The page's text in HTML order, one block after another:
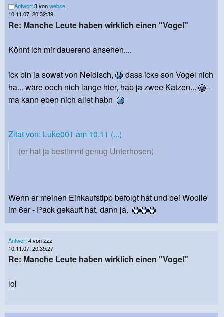
Antwort3 vonwebse
10.11.07, 20:32:39
Re: Manche Leute haben wirklich einen "Vogel"
Könnt ich mir dauerend ansehen....
ick bin ja sowat von Neidisch,
dass icke son Vogel nich
ha... wäre ooch nich lange hier, hab ja zwee Katzen...
-
ma kann eben nich allet habn
Zitat von: Luke001 am 10.11 (...)
(er hat ja bestimmt genug Unterhosen)
Wenn er meinen Einkaufstipp befolgt hat und bei Woolle
im 6er - Pack gekauft hat, dann ja.
Antwort4 von zzz
10.11.07, 20:39:27
Re: Manche Leute haben wirklich einen "Vogel"
lol